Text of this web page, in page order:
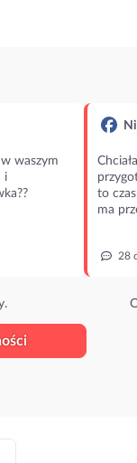
waszym
i
to
ma
28